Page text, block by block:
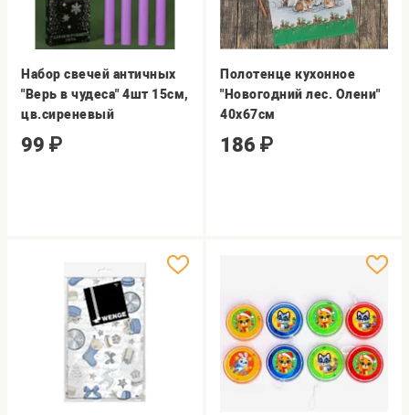
Набор свечей античных
"Верь в чудеса" 4шт 15см,
цв.сиреневый
99 ₽
Полотенце кухонное
"Новогодний лес. Олени"
40х67см
186 ₽